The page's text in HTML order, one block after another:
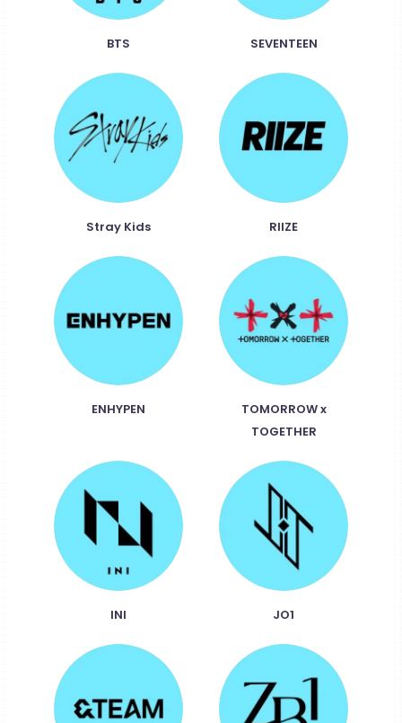
BTS SEVENTEEN
Stray Kids RIIZE
ENHYPEN
TOMORROW x
TOGETHER
INI JO1